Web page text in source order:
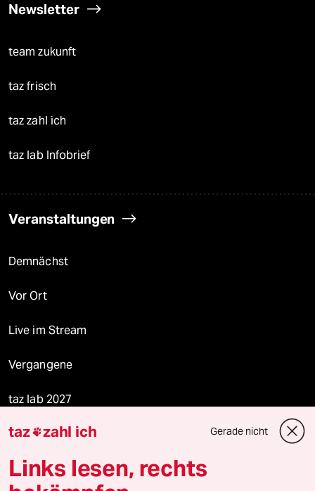
Newsletter
team zukunft
taz frisch
taz zahl ich
taz lab Infobrief
Veranstaltungen
Demnächst
Vor Ort
Live im Stream
Vergangene
taz lab 2027
Mehr taz Lesestoff
taz zahl ich Gerade nicht
Links lesen, rechts